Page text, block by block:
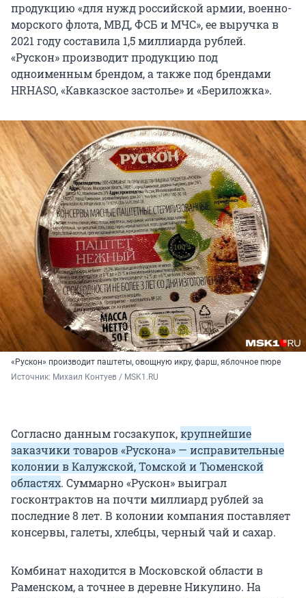
продукцию «для нужд российской армии, военно-
морского флота, МВД, ФСБ и МЧС», ее выручка в
2021 году составила 1,5 миллиарда рублей.
«Рускон» производит продукцию под
одноименным брендом, а также под брендами
HRHASO, «Кавказское застолье» и «Бериложка».
«Рускон» производит паштеты, овощную икру, фарш, яблочное пюре
Источник: Михаил Контуев / MSK1.RU
Согласно данным госзакупок,крупнейшие
заказчики товаров «Рускона» — исправительные
колонии в Калужской, Томской и Тюменской
областях. Суммарно «Рускон» выиграл
госконтрактов на почти миллиард рублей за
последние 8 лет. В колонии компания поставляет
консервы, галеты, хлебцы, черный чай и сахар.
Комбинат находится в Московской области в
Раменском, а точнее в деревне Никулино. На